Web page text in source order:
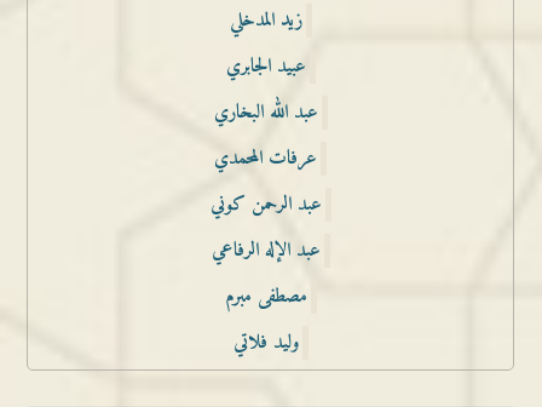
زيد المدخلي
عبيد الجابري
عبد الله البخاري
عرفات المحمدي
عبد الرحمن كوني
عبد الإله الرفاعي
مصطفى مبرم
وليد فلاتي